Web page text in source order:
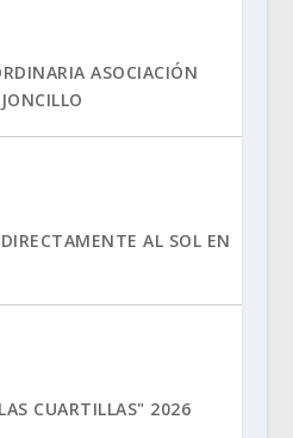
ASOCIACIÓN
AL SOL EN
CUARTILLAS" 2026